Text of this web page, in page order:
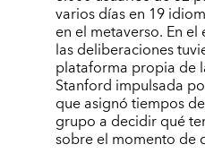
varios días en 19
en el metaverso. En
las deliberaciones
plataforma propia de
Stanford impulsada
que asignó tiempos
grupo a decidir qué
sobre el momento de